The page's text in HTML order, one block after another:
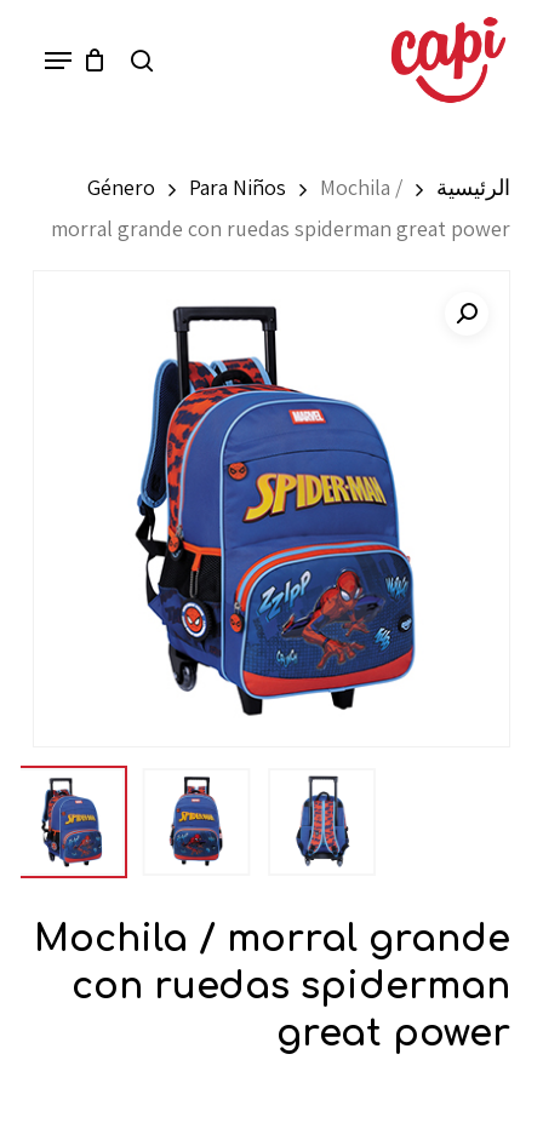
Menu
الرئيسية Género Para Niños
Mochila /
morral grande con ruedas spiderman great power
Mochila / morral grande
con ruedas spiderman
great power